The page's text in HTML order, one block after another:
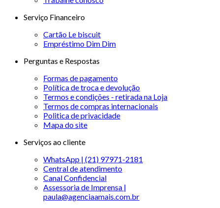
Serviço Financeiro
Cartão Le biscuit
Empréstimo Dim Dim
Perguntas e Respostas
Formas de pagamento
Política de troca e devolução
Termos e condições - retirada na Loja
Termos de compras internacionais
Politica de privacidade
Mapa do site
Serviços ao cliente
WhatsApp | (21) 97971-2181
Central de atendimento
Canal Confidencial
Assessoria de Imprensa |
paula@agenciaamais.com.br